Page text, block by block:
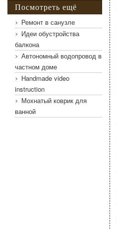
Посмотреть ещё
Ремонт в санузле
Идеи обустройства
балкона
Автономный водопровод в
частном доме
Handmade video
instruction
Мохнатый коврик для
ванной